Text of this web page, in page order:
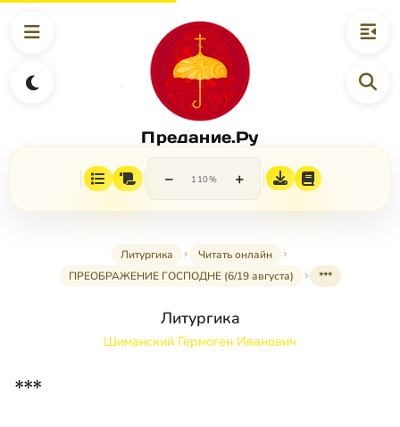
Предание.Ру
− 110% +
Литургика
Читать онлайн
ПРЕОБРАЖЕНИЕ ГОСПОДНЕ (6/19 августа)
***
Литургика
Шиманский Гермоген Иванович
***